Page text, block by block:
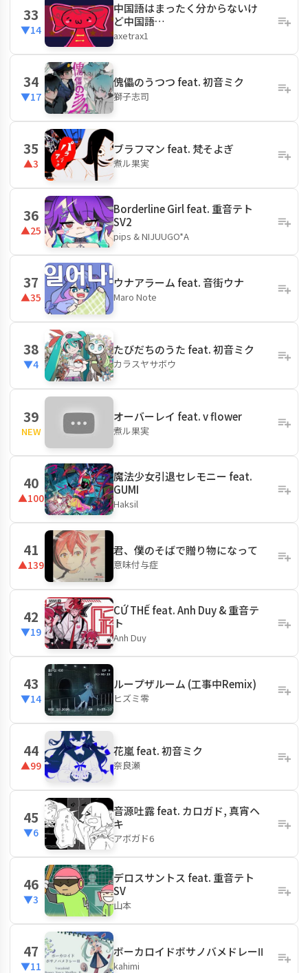
33
▼14
中国語はまったく分からないけ
ど中国語…
axetrax1
34
▼17
傀儡のうつつ feat. 初音ミク
獅子志司
35
▲3
ブラフマン feat. 梵そよぎ
煮ル果実
36
▲25
Borderline Girl feat. 重音テト
SV2
pips & NIJUUGO*A
37
▲35
ウナアラーム feat. 音街ウナ
Maro Note
38
▼4
たびだちのうた feat. 初音ミク
カラスヤサボウ
39
NEW
オーバーレイ feat. v flower
煮ル果実
40
▲100
魔法少女引退セレモニー feat.
GUMI
Haksil
41
▲139
君、僕のそばで贈り物になって
意味付与症
42
▼19
CỨ THẾ feat. Anh Duy & 重音テ
ト
Anh Duy
43
▼14
ループザルーム (工事中Remix)
ヒズミ零
44
▲99
花嵐 feat. 初音ミク
奈良瀬
45
▼6
音源吐露 feat. カロガド, 真宵ヘ
キ
アボガド6
46
▼3
デロスサントス feat. 重音テト
SV
山本
47
▼11
ボーカロイドボサノバメドレーⅡ
kahimi